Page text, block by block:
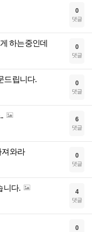
0
댓글
하는중인데 0
댓글
드립니다. 0
댓글
6
댓글
져와라 0
댓글
니다. 4
댓글
0